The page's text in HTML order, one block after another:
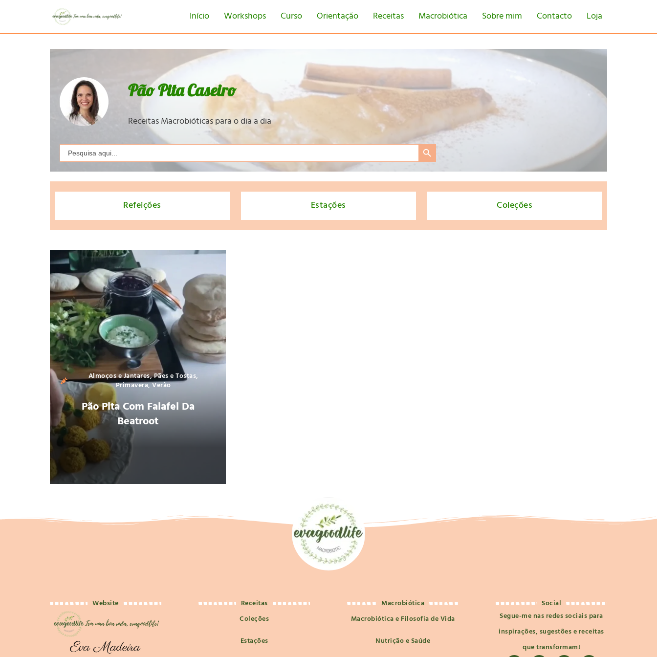
Início Workshops Curso Orientação Receitas Macrobiótica Sobre mim Contacto Loja
Pão Pita Caseiro
Receitas Macrobióticas para o dia a dia
Search
for:
Search Button
Refeições Estações Coleções
Almoços e Jantares,Pães e Tostas,
Primavera,Verão
Pão Pita Com Falafel Da
Beatroot
Website
Receitas
Coleções
Estações
Macrobiótica
Macrobiótica e Filosofia de Vida
Nutrição e Saúde
Social
Segue-me nas redes sociais para
inspirações, sugestões e receitas
que transformam!